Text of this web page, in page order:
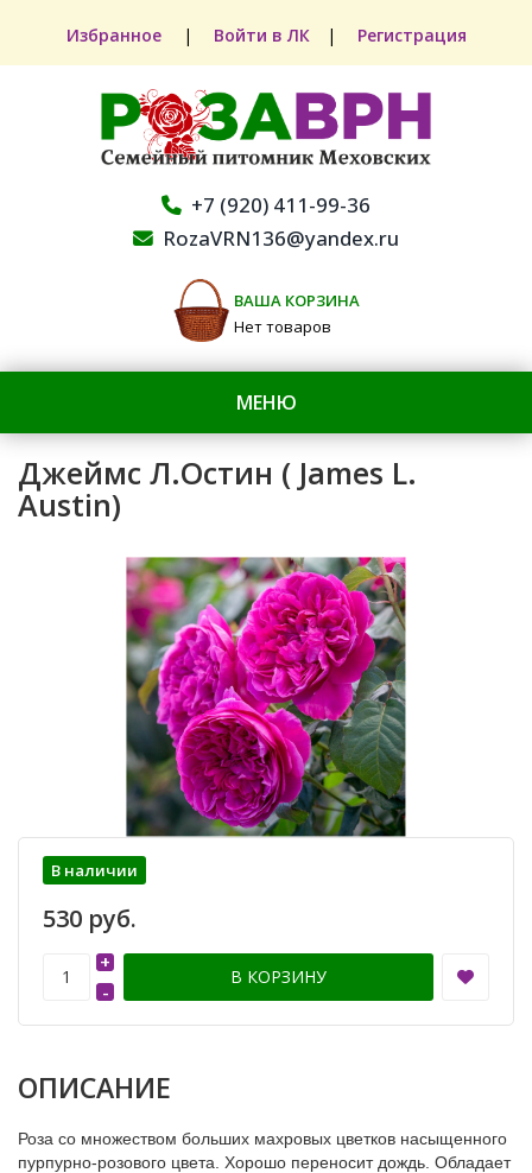
Избранное | Войти в ЛК | Регистрация
+7 (920) 411-99-36
RozaVRN136@yandex.ru
ВАША КОРЗИНА
Нет товаров
МЕНЮ
Джеймс Л.Остин ( James L.
Austin)
В наличии
530 руб.
-
+
В КОРЗИНУ
ОПИСАНИЕ
Роза со множеством больших махровых цветков насыщенного
пурпурно-розового цвета. Хорошо переносит дождь. Обладает